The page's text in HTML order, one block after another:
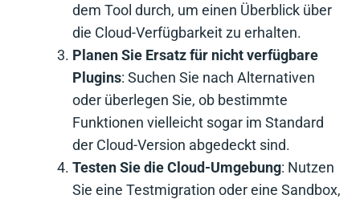
dem Tool durch, um einen Überblick über
die Cloud-Verfügbarkeit zu erhalten.
Planen Sie Ersatz für nicht verfügbare
Plugins: Suchen Sie nach Alternativen
oder überlegen Sie, ob bestimmte
Funktionen vielleicht sogar im Standard
der Cloud-Version abgedeckt sind.
Testen Sie die Cloud-Umgebung: Nutzen
Sie eine Testmigration oder eine Sandbox,